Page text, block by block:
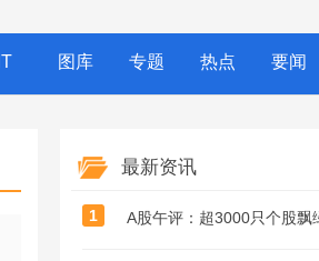
IT 图库 专题 热点 要闻
最新资讯
1 A股午评：超3000只个股飘